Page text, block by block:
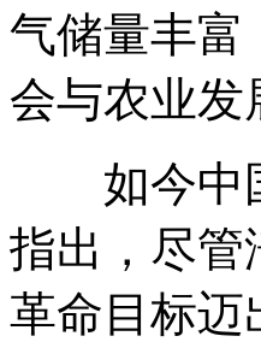
气储量丰富
会与农业发
如今中国
指出，尽管
革命目标迈